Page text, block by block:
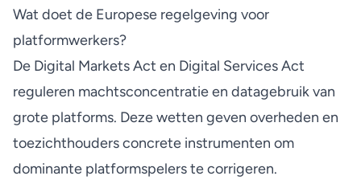
Wat doet de Europese regelgeving voor
platformwerkers?
De Digital Markets Act en Digital Services Act
reguleren machtsconcentratie en datagebruik van
grote platforms. Deze wetten geven overheden en
toezichthouders concrete instrumenten om
dominante platformspelers te corrigeren.